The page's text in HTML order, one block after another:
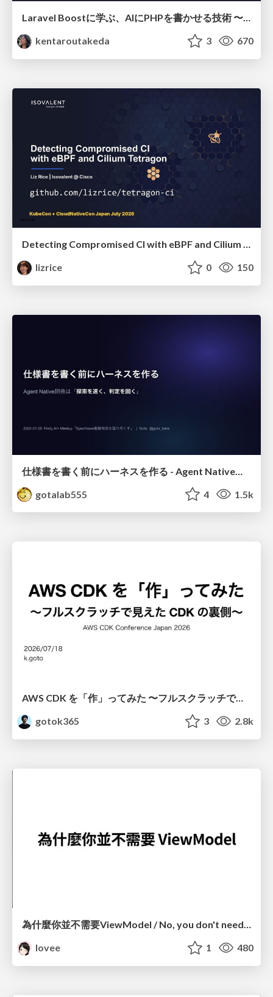
kentaroutakeda
3 670
Detecting Compromised CI with eBPF and Cilium Tetragon
lizrice
0 150
gotalab555
4 1.5k
AWS CDK を「作」ってみた 〜フルスクラッチで見えた CDK の裏側〜 / aws-cdk-from-scratch
gotok365
3 2.8k
為什麼你並不需要ViewModel / No, you don't need a ViewModel
lovee
1 480